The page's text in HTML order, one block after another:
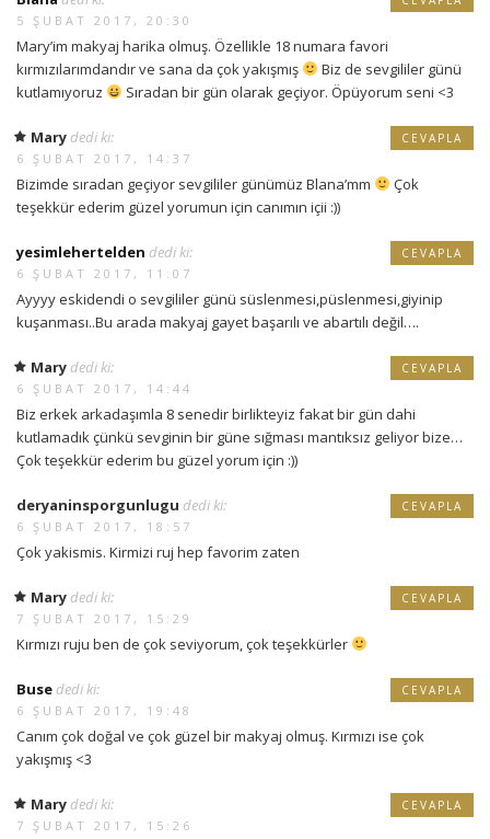
5 ŞUBAT 2017, 20:30
Mary’im makyaj harika olmuş. Özellikle 18 numara favori
kırmızılarımdandır ve sana da çok yakışmış
Biz de sevgililer günü
kutlamıyoruz
Sıradan bir gün olarak geçiyor. Öpüyorum seni <3
Mary dedi ki:
6 ŞUBAT 2017, 14:37
Bizimde sıradan geçiyor sevgililer günümüz Blana’mm
Çok
teşekkür ederim güzel yorumun için canımın içii :))
CEVAPLA
yesimlehertelden dedi ki:
6 ŞUBAT 2017, 11:07
Ayyyy eskidendi o sevgililer günü süslenmesi,püslenmesi,giyinip
kuşanması..Bu arada makyaj gayet başarılı ve abartılı değil….
CEVAPLA
Mary dedi ki:
6 ŞUBAT 2017, 14:44
Biz erkek arkadaşımla 8 senedir birlikteyiz fakat bir gün dahi
kutlamadık çünkü sevginin bir güne sığması mantıksız geliyor bize…
Çok teşekkür ederim bu güzel yorum için :))
CEVAPLA
deryaninsporgunlugu dedi ki:
6 ŞUBAT 2017, 18:57
Çok yakismis. Kirmizi ruj hep favorim zaten
CEVAPLA
Mary dedi ki:
7 ŞUBAT 2017, 15:29
Kırmızı ruju ben de çok seviyorum, çok teşekkürler
CEVAPLA
Buse dedi ki:
6 ŞUBAT 2017, 19:48
Canım çok doğal ve çok güzel bir makyaj olmuş. Kırmızı ise çok
yakışmış <3
CEVAPLA
Mary dedi ki:
7 ŞUBAT 2017, 15:26
CEVAPLA